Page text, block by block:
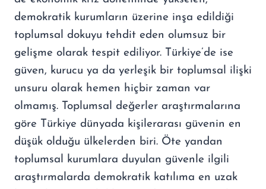
demokratik kurumların üzerine inşa edildiği
toplumsal dokuyu tehdit eden olumsuz bir
gelişme olarak tespit ediliyor. Türkiye’de ise
güven, kurucu ya da yerleşik bir toplumsal ilişki
unsuru olarak hemen hiçbir zaman var
olmamış. Toplumsal değerler araştırmalarına
göre Türkiye dünyada kişilerarası güvenin en
düşük olduğu ülkelerden biri. Öte yandan
toplumsal kurumlara duyulan güvenle ilgili
araştırmalarda demokratik katılıma en uzak